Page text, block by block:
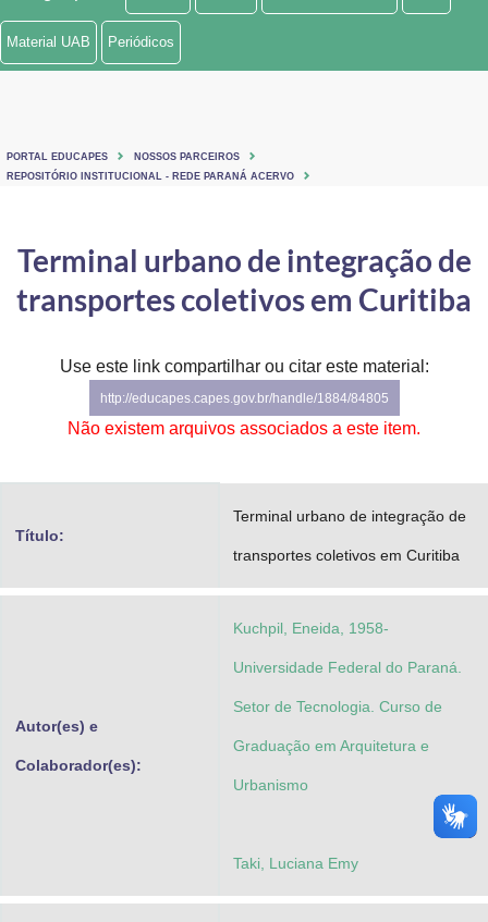
Ministério de Minas e Energia
Ministério do Turismo
Controladoria-Geral da União
Ministério da Mulher, da Família e dos Direitos Humanos
Secretaria-Geral
Material UAB Periódicos
PORTAL EDUCAPES
NOSSOS PARCEIROS
REPOSITÓRIO INSTITUCIONAL - REDE PARANÁ ACERVO
Terminal urbano de integração de
transportes coletivos em Curitiba
Use este link compartilhar ou citar este material:
http://educapes.capes.gov.br/handle/1884/84805
Não existem arquivos associados a este item.
Título:
Terminal urbano de integração de
transportes coletivos em Curitiba
Autor(es) e
Colaborador(es):
Kuchpil, Eneida, 1958-
Universidade Federal do Paraná.
Setor de Tecnologia. Curso de
Graduação em Arquitetura e
Urbanismo
Taki, Luciana Emy